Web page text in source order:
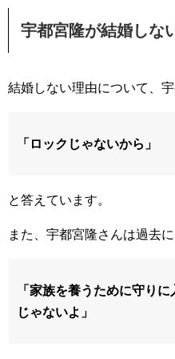
宇都宮隆が結婚しな
結婚しない理由について、
「ロックじゃないから」
と答えています。
また、宇都宮隆さんは過去に
「家族を養うために守り
じゃないよ」